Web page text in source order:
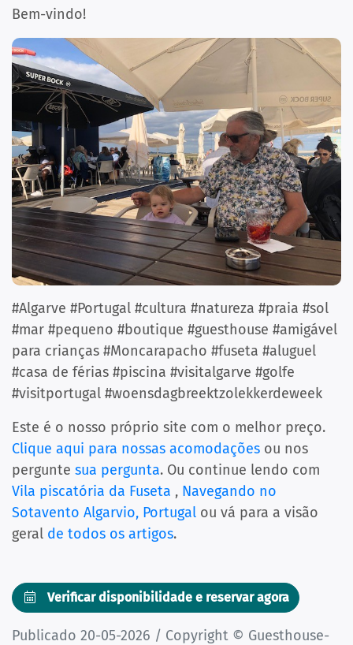
Bem-vindo!
#Algarve #Portugal #cultura #natureza #praia #sol
#mar #pequeno #boutique #guesthouse #amigável
para crianças #Moncarapacho #fuseta #aluguel
#casa de férias #piscina #visitalgarve #golfe
#visitportugal #woensdagbreektzolekkerdeweek
Este é o nosso próprio site com o melhor preço.
Clique aqui para nossas acomodações ou nos
pergunte sua pergunta. Ou continue lendo com
Vila piscatória da Fuseta , Navegando no
Sotavento Algarvio, Portugal ou vá para a visão
geral de todos os artigos.
Verificar disponibilidade e reservar agora
Publicado 20-05-2026 / Copyright © Guesthouse-